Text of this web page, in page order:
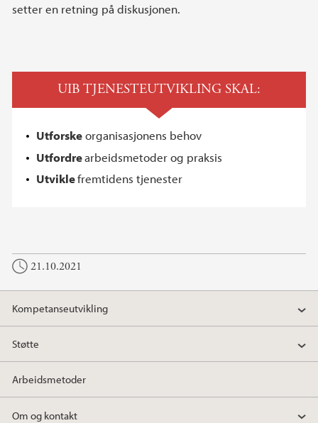
setter en retning på diskusjonen.
UIB TJENESTEUTVIKLING SKAL:
Utforskeorganisasjonens behov
Utfordrearbeidsmetoder og praksis
Utviklefremtidens tjenester
21.10.2021
Kompetanseutvikling
Støtte
Arbeidsmetoder
Om og kontakt